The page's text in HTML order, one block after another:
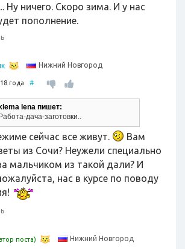
Ну ничего. Скоро зима. И у нас
пополнение.
Нижний Новгород
года #
lena пишет:
дача-заготовки..
сейчас все живут.
Вам
из Сочи? Неужели специально
мальчиком из такой дали? И
нас в курсе по поводу
поста) Нижний Новгород